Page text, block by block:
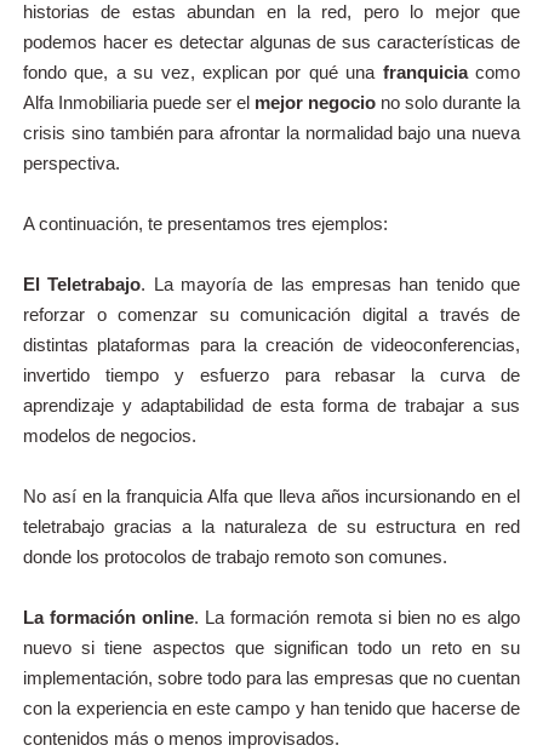
historias de estas abundan en la red, pero lo mejor que
podemos hacer es detectar algunas de sus características de
fondo que, a su vez, explican por qué una franquiciacomo
Alfa Inmobiliaria puede ser el mejor negocio no solo durante la
crisis sino también para afrontar la normalidad bajo una nueva
perspectiva.
A continuación, te presentamos tres ejemplos:
El Teletrabajo. La mayoría de las empresas han tenido que
reforzar o comenzar su comunicación digital a través de
distintas plataformas para la creación de videoconferencias,
invertido tiempo y esfuerzo para rebasar la curva de
aprendizaje y adaptabilidad de esta forma de trabajar a sus
modelos de negocios.
No así en la franquicia Alfa que lleva años incursionando en el
teletrabajo gracias a la naturaleza de su estructura en red
donde los protocolos de trabajo remoto son comunes.
La formación online. La formación remota si bien no es algo
nuevo si tiene aspectos que significan todo un reto en su
implementación, sobre todo para las empresas que no cuentan
con la experiencia en este campo y han tenido que hacerse de
contenidos más o menos improvisados.